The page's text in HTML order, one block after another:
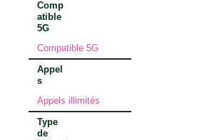
Comp
atible
5G
Compatible 5G
Appel
s
Appels illimités
Type
de